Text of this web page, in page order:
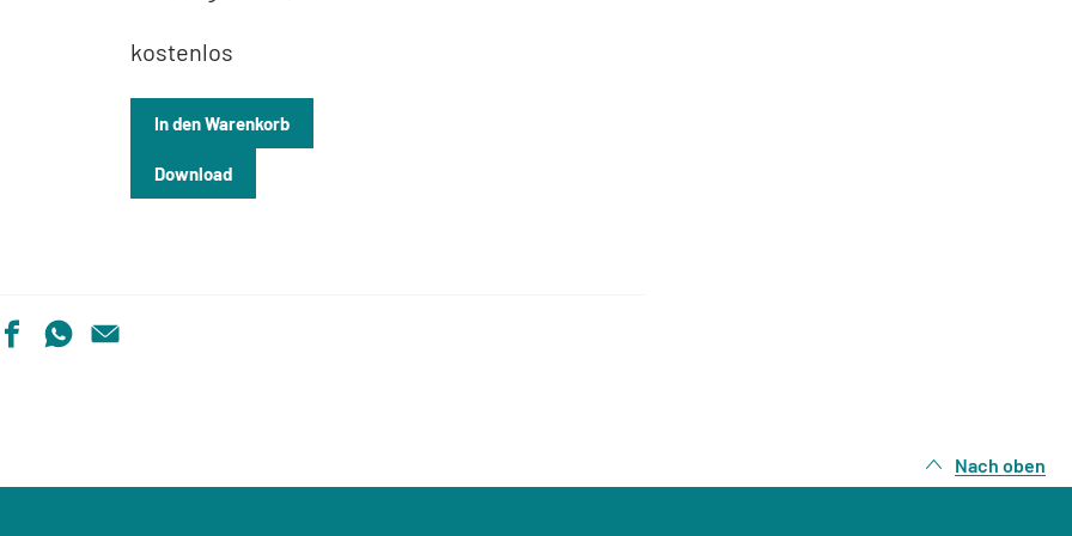
kostenlos
In den Warenkorb
Download
Nach oben